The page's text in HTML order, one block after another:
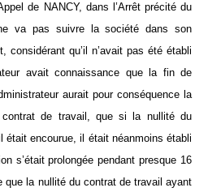
de NANCY, dans l’Arrêt précité du
va pas suivre la société dans son
considérant qu’il n’avait pas été établi
avait connaissance que la fin de
aurait pour conséquence la
de travail, que si la nullité du
était encourue, il était néanmoins établi
s’était prolongée pendant presque 16
que la nullité du contrat de travail ayant